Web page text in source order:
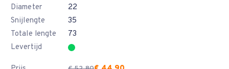
Diameter
22
Snijlengte
35
Totale lengte
73
Levertijd